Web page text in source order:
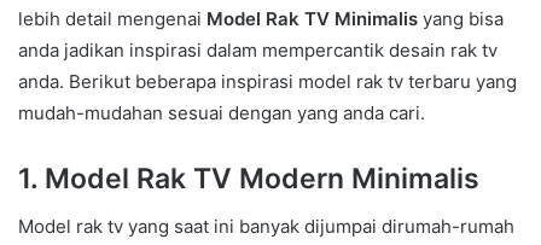
lebih detail mengenai Model Rak TV Minimalis yang bisa
anda jadikan inspirasi dalam mempercantik desain rak tv
anda. Berikut beberapa inspirasi model rak tv terbaru yang
mudah-mudahan sesuai dengan yang anda cari.
1. Model Rak TV Modern Minimalis
Model rak tv yang saat ini banyak dijumpai dirumah-rumah